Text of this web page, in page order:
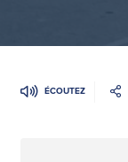
ÉCOUTEZ